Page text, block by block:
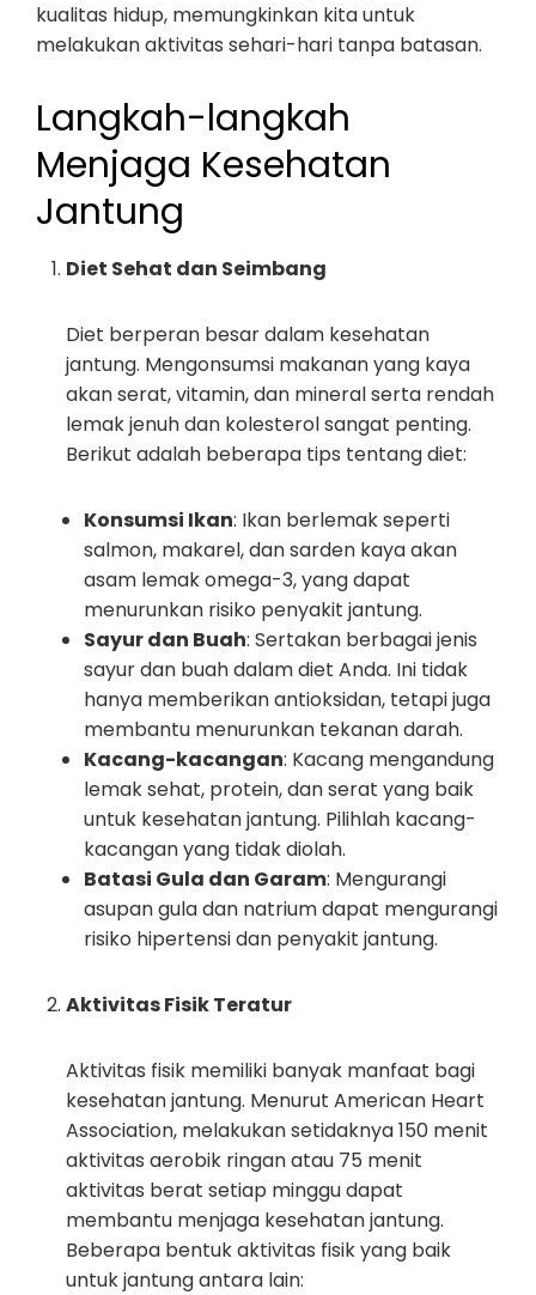
kualitas hidup, memungkinkan kita untuk
melakukan aktivitas sehari-hari tanpa batasan.
Langkah-langkah
Menjaga Kesehatan
Jantung
Diet Sehat dan Seimbang
Diet berperan besar dalam kesehatan
jantung. Mengonsumsi makanan yang kaya
akan serat, vitamin, dan mineral serta rendah
lemak jenuh dan kolesterol sangat penting.
Berikut adalah beberapa tips tentang diet:
Konsumsi Ikan: Ikan berlemak seperti
salmon, makarel, dan sarden kaya akan
asam lemak omega-3, yang dapat
menurunkan risiko penyakit jantung.
Sayur dan Buah: Sertakan berbagai jenis
sayur dan buah dalam diet Anda. Ini tidak
hanya memberikan antioksidan, tetapi juga
membantu menurunkan tekanan darah.
Kacang-kacangan: Kacang mengandung
lemak sehat, protein, dan serat yang baik
untuk kesehatan jantung. Pilihlah kacang-
kacangan yang tidak diolah.
Batasi Gula dan Garam: Mengurangi
asupan gula dan natrium dapat mengurangi
risiko hipertensi dan penyakit jantung.
Aktivitas Fisik Teratur
Aktivitas fisik memiliki banyak manfaat bagi
kesehatan jantung. Menurut American Heart
Association, melakukan setidaknya 150 menit
aktivitas aerobik ringan atau 75 menit
aktivitas berat setiap minggu dapat
membantu menjaga kesehatan jantung.
Beberapa bentuk aktivitas fisik yang baik
untuk jantung antara lain: